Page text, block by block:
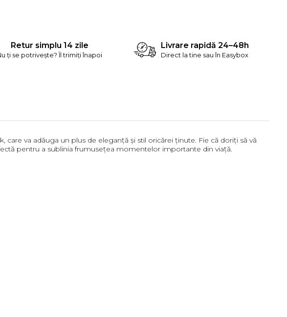
Retur simplu 14 zile
ți se potrivește? Îl trimiți înapoi
Livrare rapidă 24–48h
Direct la tine sau în Easybox
va adăuga un plus de eleganță și stil oricărei ținute. Fie că doriți să vă
pentru a sublinia frumusețea momentelor importante din viață.